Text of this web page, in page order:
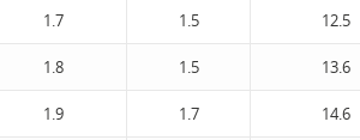
1.7 1.5 12.5
1.8 1.5 13.6
1.9 1.7 14.6